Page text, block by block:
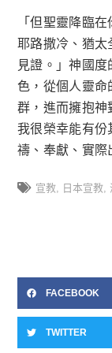
「但聖靈降臨
耶路撒冷、猶太
見證。」神國
色，從個人靈命
群，進而擁抱神
我很榮幸能有份
禱、奉獻、實際
宣教 日本宣教
FACEBOOK
TWITTER